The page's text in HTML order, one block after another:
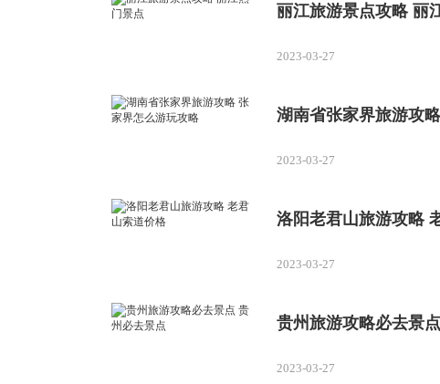
丽江旅游景点攻略 丽
2023-03-27
湖南省张家界旅游攻
2023-03-27
洛阳老君山旅游攻略
2023-03-27
贵州旅游攻略必去景
2023-03-27